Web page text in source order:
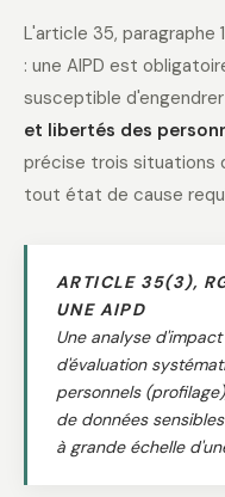
L'article 35, paragraphe
: une AIPD est
susceptible d'engendrer
et libertés des
précise trois situations
tout état de cause
ARTICLE 35(3),
UNE AIPD
Une analyse
d'évaluation
personnels
de données
à grande échelle